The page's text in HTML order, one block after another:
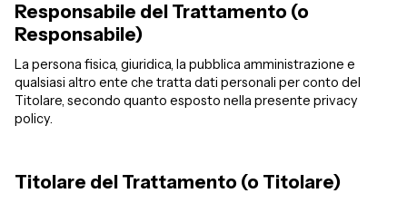
Responsabile del Trattamento (o
Responsabile)
La persona fisica, giuridica, la pubblica amministrazione e
qualsiasi altro ente che tratta dati personali per conto del
Titolare, secondo quanto esposto nella presente privacy
policy.
Titolare del Trattamento (o Titolare)